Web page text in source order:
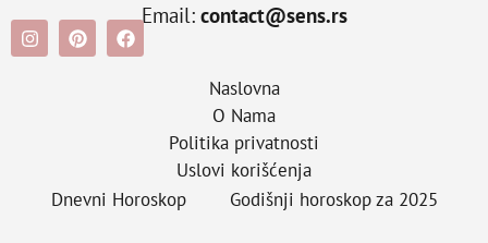
Email: contact@sens.rs
Naslovna
O Nama
Politika privatnosti
Uslovi korišćenja
Dnevni Horoskop
Godišnji horoskop za 2025